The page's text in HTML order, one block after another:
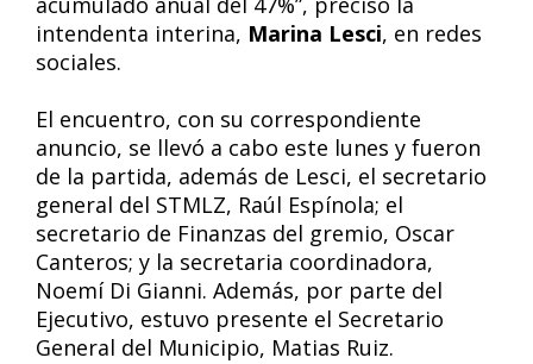
intendenta interina, Marina Lesci, en redes
sociales.
El encuentro, con su correspondiente
anuncio, se llevó a cabo este lunes y fueron
de la partida, además de Lesci, el secretario
general del STMLZ, Raúl Espínola; el
secretario de Finanzas del gremio, Oscar
Canteros; y la secretaria coordinadora,
Noemí Di Gianni. Además, por parte del
Ejecutivo, estuvo presente el Secretario
General del Municipio, Matias Ruiz.